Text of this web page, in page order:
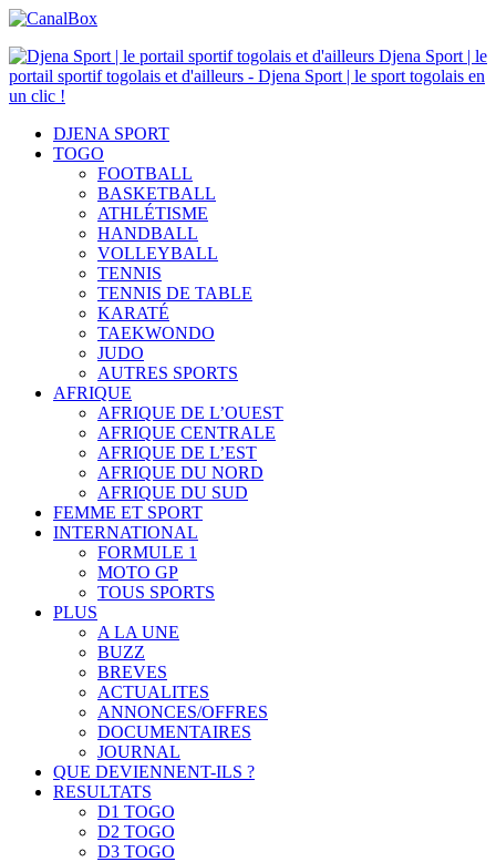
Djena Sport | le
portail sportif togolais et d'ailleurs - Djena Sport | le sport togolais en
un clic !
DJENA SPORT
TOGO
FOOTBALL
BASKETBALL
ATHLÉTISME
HANDBALL
VOLLEYBALL
TENNIS
TENNIS DE TABLE
KARATÉ
TAEKWONDO
JUDO
AUTRES SPORTS
AFRIQUE
AFRIQUE DE L’OUEST
AFRIQUE CENTRALE
AFRIQUE DE L’EST
AFRIQUE DU NORD
AFRIQUE DU SUD
FEMME ET SPORT
INTERNATIONAL
FORMULE 1
MOTO GP
TOUS SPORTS
PLUS
A LA UNE
BUZZ
BREVES
ACTUALITES
ANNONCES/OFFRES
DOCUMENTAIRES
JOURNAL
QUE DEVIENNENT-ILS ?
RESULTATS
D1 TOGO
D2 TOGO
D3 TOGO